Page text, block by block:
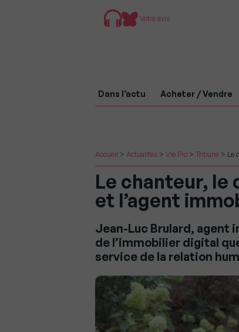
Votre avis
Dans l’actu Acheter / Vendre
Accueil > Actualités > Vie Pro > Tribune > Le
Le chanteur, le
et l’agent
Jean-Luc Brulard, agent
de l’immobilier digital
service de la relation